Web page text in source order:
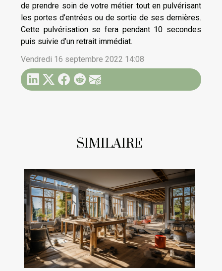
de prendre soin de votre métier tout en pulvérisant
les portes d’entrées ou de sortie de ses dernières.
Cette pulvérisation se fera pendant 10 secondes
puis suivie d’un retrait immédiat.
Vendredi 16 septembre 2022 14:08
SIMILAIRE